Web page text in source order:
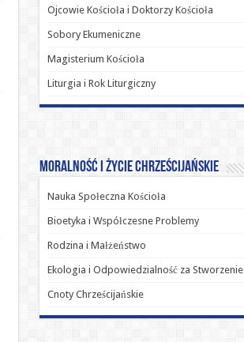
Ojcowie Kościoła i Doktorzy Kościoła
Sobory Ekumeniczne
Magisterium Kościoła
Liturgia i Rok Liturgiczny
Moralność i Życie Chrześcijańskie
Nauka Społeczna Kościoła
Bioetyka i Współczesne Problemy
Rodzina i Małżeństwo
Ekologia i Odpowiedzialność za Stworzenie
Cnoty Chrześcijańskie